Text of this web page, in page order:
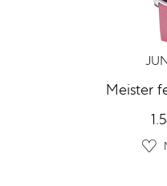
Meister